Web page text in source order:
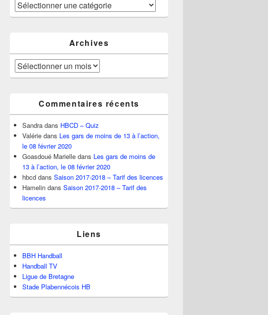
Catégories
Archives
Archives
Commentaires récents
Sandra dans HBCD – Quiz
Valérie dans Les gars de moins de 13 à l’action,
le 08 février 2020
Goasdoué Marielle dans Les gars de moins de
13 à l’action, le 08 février 2020
hbcd dans Saison 2017-2018 – Tarif des licences
Hamelin dans Saison 2017-2018 – Tarif des
licences
Liens
BBH Handball
Handball TV
Ligue de Bretagne
Stade Plabennécois HB